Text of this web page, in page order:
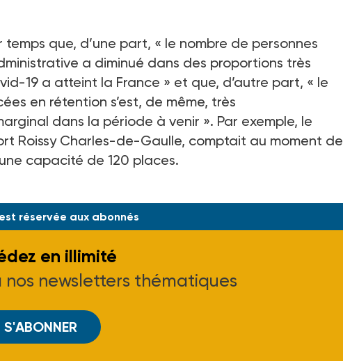
que, d’une part, « le nombre de personnes
a diminué dans des proportions très
19 a atteint la France » et que, d’autre part, « le
en rétention s’est, de même, très
dans la période à venir ». Par exemple, le
Roissy Charles-de-Gaulle, comptait au moment de
capacité de 120 places.
réservée aux abonnés
en illimité
nos newsletters thématiques
S'ABONNER